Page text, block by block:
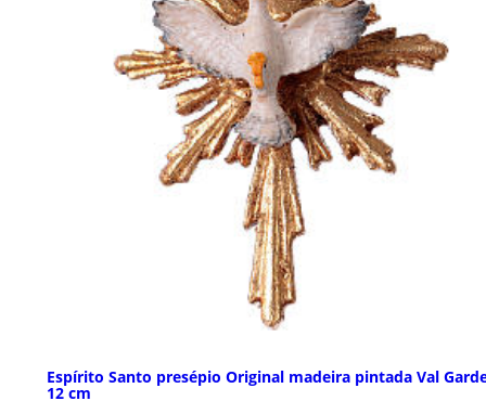
Espírito Santo presépio Original madeira pintada Val
12 cm